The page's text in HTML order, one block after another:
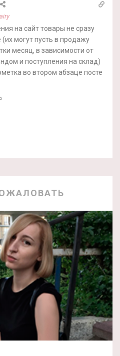
на сайт товары не сразу
могут пусть в продажу
месяц, в зависимости от
и поступления на склад)
во втором абзаце посте